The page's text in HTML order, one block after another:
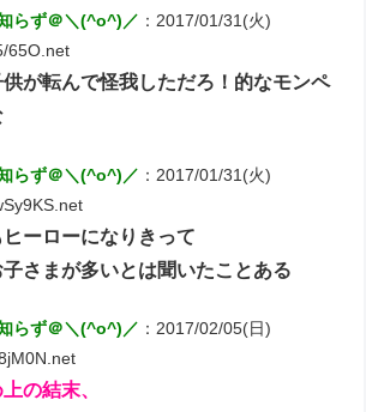
らず＠＼(^o^)／ ：2017/01/31(火)
65O.net
が転んで怪我しただろ！的なモンペ
らず＠＼(^o^)／ ：2017/01/31(火)
ーローになりきって
さまが多いとは聞いたことある
らず＠＼(^o^)／ ：2017/02/05(日)
の結末、